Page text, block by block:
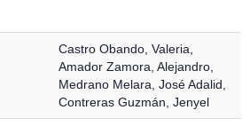
Castro Obando, Valeria
Amador Zamora, Alejandro
Medrano Melara, José Adalid
Contreras Guzmán, Jenyel